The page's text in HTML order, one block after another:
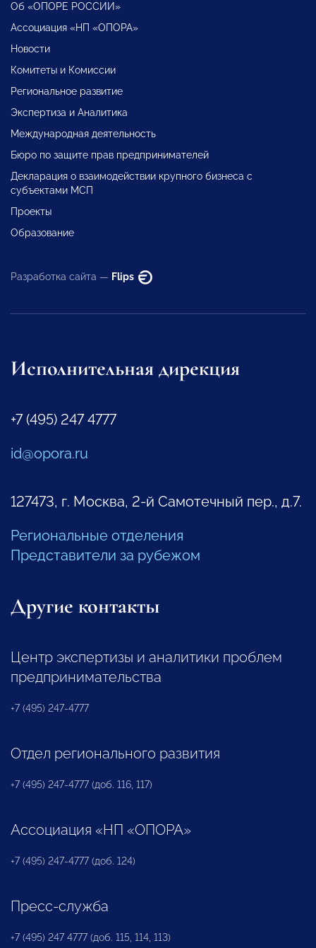
Об «ОПОРЕ РОССИИ»
Ассоциация «НП «ОПОРА»
Новости
Комитеты и Комиссии
Региональное развитие
Экспертиза и Аналитика
Международная деятельность
Бюро по защите прав предпринимателей
Декларация о взаимодействии крупного бизнеса с
субъектами МСП
Проекты
Образование
Разработка сайта — Flips
Исполнительная дирекция
+7 (495) 247 4777
id@opora.ru
127473, г. Москва, 2-й Самотечный пер., д.7.
Региональные отделения
Представители за рубежом
Другие контакты
Центр экспертизы и аналитики проблем
предпринимательства
+7 (495) 247-4777
Отдел регионального развития
+7 (495) 247-4777 (доб. 116, 117)
Ассоциация «НП «ОПОРА»
+7 (495) 247-4777 (доб. 124)
Пресс-служба
+7 (495) 247 4777 (доб. 115, 114, 113)